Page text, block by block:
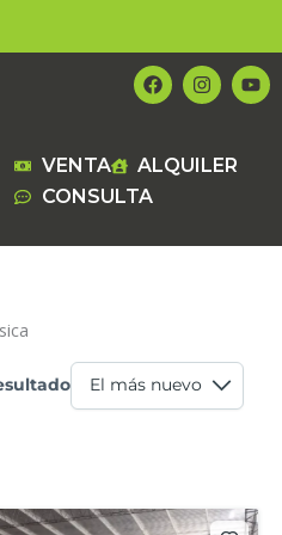
F
a
c
o
k
I
n
s
g
Y
o
u
VENTA
ALQUILER
CONSULTA